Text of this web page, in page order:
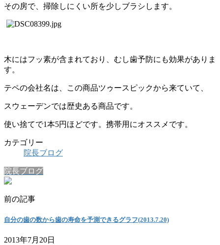
その房で、掃除しにくい所を少しブラシします。
木にはフッ素が含まれており、むし歯予防にも効果がありま
す。
テペの会社名は、この商品ツゥースピックから来ていて、
スウェーデンでは歴史ある商品です。
使い捨てで1本5円ほどです。携帯用にオススメです。
カテゴリー
院長ブログ
院長ブログ
前の記事
自分の歯の数から歯の寿命を予測できるグラフ(2013.7.20)
2013年7月20日